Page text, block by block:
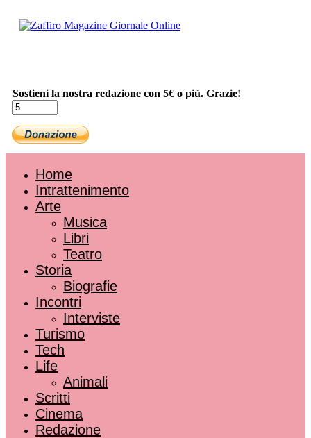
Sostieni la nostra redazione con 5€ o più. Grazie!
Home
Intrattenimento
Arte
Musica
Libri
Teatro
Storia
Biografie
Incontri
Interviste
Turismo
Tech
Life
Animali
Scritti
Cinema
Redazione